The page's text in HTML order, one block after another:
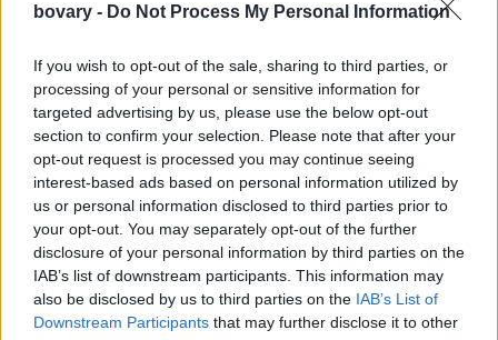
bovary - Do Not Process My Personal Information
If you wish to opt-out of the sale, sharing to third parties, or
processing of your personal or sensitive information for
targeted advertising by us, please use the below opt-out
section to confirm your selection. Please note that after your
opt-out request is processed you may continue seeing
interest-based ads based on personal information utilized by
us or personal information disclosed to third parties prior to
your opt-out. You may separately opt-out of the further
disclosure of your personal information by third parties on the
IAB’s list of downstream participants. This information may
also be disclosed by us to third parties on the IAB’s List of
Downstream Participants that may further disclose it to other